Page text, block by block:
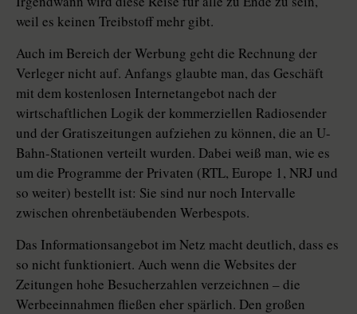
weil es keinen Treibstoff mehr gibt.
Auch im Bereich der Werbung geht die Rechnung der
Verleger nicht auf. Anfangs glaubte man, das Geschäft
mit dem kostenlosen Internetangebot nach der
wirtschaftlichen Logik der kommerziellen Radiosender
und der Gratiszeitungen aufziehen zu können, die an U-
Bahn-Stationen verteilt wurden. Dabei weiß man, wie es
um die Programme der Privaten (RTL, Europe 1, NRJ und
so weiter) bestellt ist: Sie sind nur noch Intervalle
zwischen ohrenbetäubenden Werbespots.
Das Informationsangebot im Netz macht deutlich, dass es
so nicht funktioniert. Auch wenn die Websites der
Zeitungen hohe Besucherzahlen verzeichnen – die
Werbeeinnahmen fließen eher spärlich. Den großen